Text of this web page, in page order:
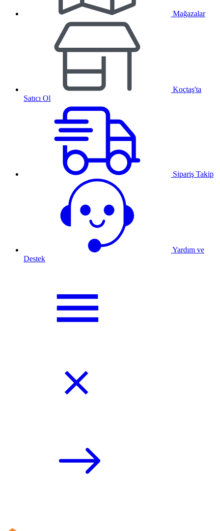
Mağazalar
Koçtaş'ta
Satıcı Ol
Sipariş Takip
Yardım ve
Destek